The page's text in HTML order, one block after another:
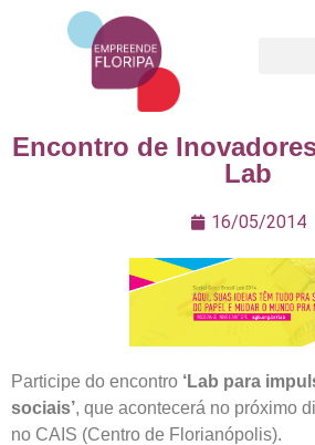
Encontro de
Lab
16/05/2014
Participe do encontro ‘Lab para
sociais’, que acontecerá no próximo
no CAIS (Centro de Florianópolis).